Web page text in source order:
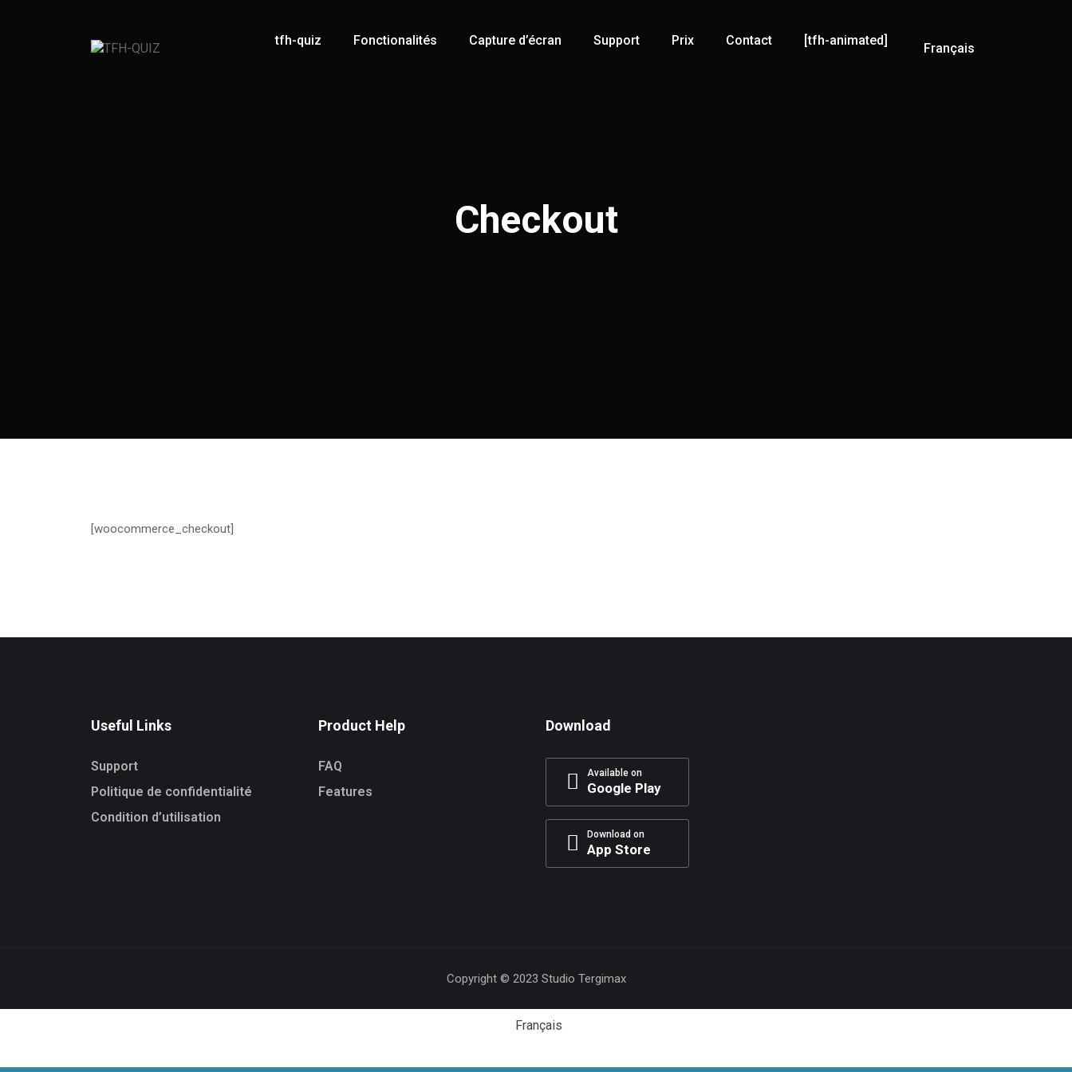
tfh-quiz Fonctionalités Capture d’écran Support Prix Contact [tfh-animated]
Français
Checkout
[woocommerce_checkout]
Useful Links
Support
Politique de confidentialité
Condition d’utilisation
Product Help
FAQ
Features
Download
Available on
Google Play
Download on
App Store
Copyright © 2023 Studio Tergimax
Français